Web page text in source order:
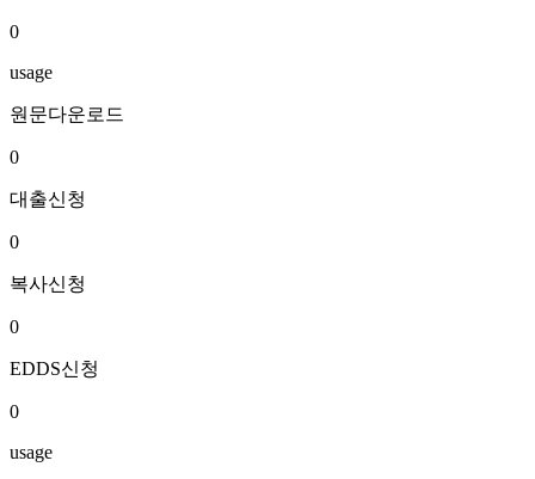
0
usage
원문다운로드
0
대출신청
0
복사신청
0
EDDS신청
0
usage